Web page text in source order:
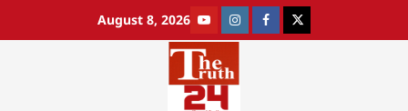
August 8, 2026